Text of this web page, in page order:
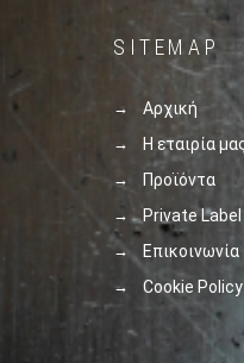
SITEMAP
Αρχική
Η εταιρία
Προϊόντα
Private Label
Επικοινωνία
Cookie Policy